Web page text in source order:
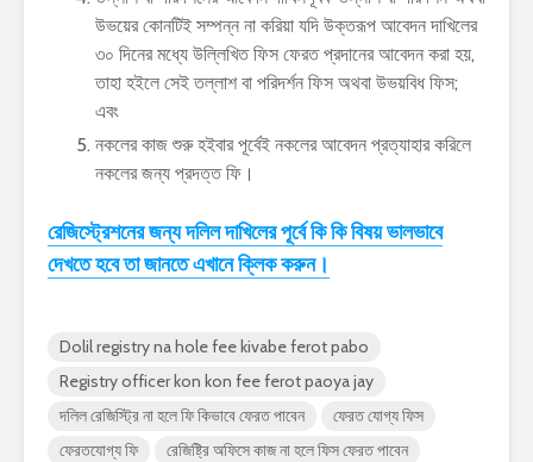
উভয়ের কোনটিই সম্পন্ন না করিয়া যদি উক্তরূপ আবেদন দাখিলের
৩০ দিনের মধ্যে উল্লিখিত ফিস ফেরত প্রদানের আবেদন করা হয়,
তাহা হইলে সেই তল্লাশ বা পরিদর্শন ফিস অথবা উভয়বিধ ফিস;
এবং
নকলের কাজ শুরু হইবার পূর্বেই নকলের আবেদন প্রত্যাহার করিলে
নকলের জন্য প্রদত্ত ফি।
রেজিস্ট্রেশনের জন্য দলিল দাখিলের পূর্বে কি কি বিষয় ভালভাবে
দেখতে হবে তা জানতে এখানে ক্লিক করুন।
Dolil registry na hole fee kivabe ferot pabo
Registry officer kon kon fee ferot paoya jay
দলিল রেজিস্ট্রি না হলে ফি কিভাবে ফেরত পাবেন
ফেরত যোগ্য ফিস
ফেরতযোগ্য ফি
রেজিষ্ট্রি অফিসে কাজ না হলে ফিস ফেরত পাবেন